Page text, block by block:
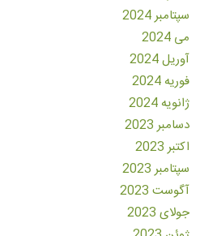
سپتامبر 2024
می 2024
آوریل 2024
فوریه 2024
ژانویه 2024
دسامبر 2023
اکتبر 2023
سپتامبر 2023
آگوست 2023
جولای 2023